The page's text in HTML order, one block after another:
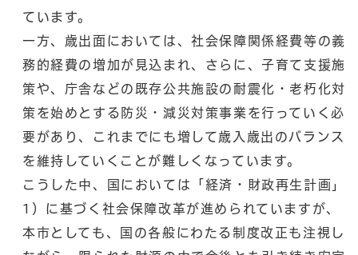
ています。
一方、歳出面においては、社会保障関係経費等の義
務的経費の増加が見込まれ、さらに、子育て支援施
策や、庁舎などの既存公共施設の耐震化・老朽化対
策を始めとする防災・減災対策事業を行っていく必
要があり、これまでにも増して歳入歳出のバランス
を維持していくことが難しくなっています。
こうした中、国においては「経済・財政再生計画」
1）に基づく社会保障改革が進められていますが、
本市としても、国の各般にわたる制度改正も注視し